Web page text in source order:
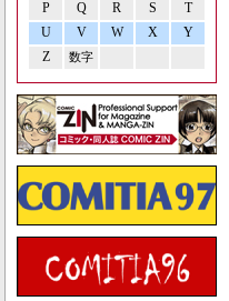
P Q R S
T
U
V W X
Y
Z
数字